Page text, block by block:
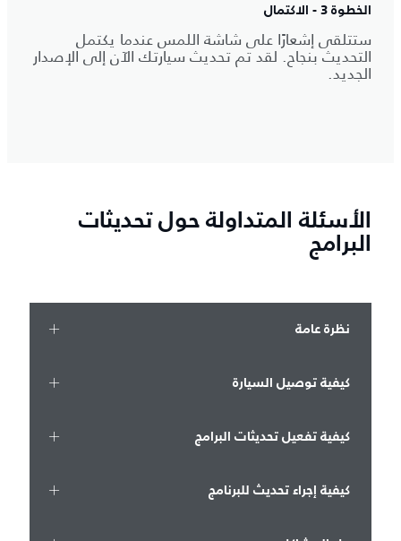
الخطوة 3 - الاكتمال
ستتلقى إشعارًا على شاشة اللمس عندما يكتمل
التحديث بنجاح. لقد تم تحديث سيارتك الآن إلى الإصدار
الجديد.
الأسئلة المتداولة حول تحديثات
البرامج
نظرة عامة
كيفية توصيل السيارة
كيفية تفعيل تحديثات البرامج
كيفية إجراء تحديث للبرنامج